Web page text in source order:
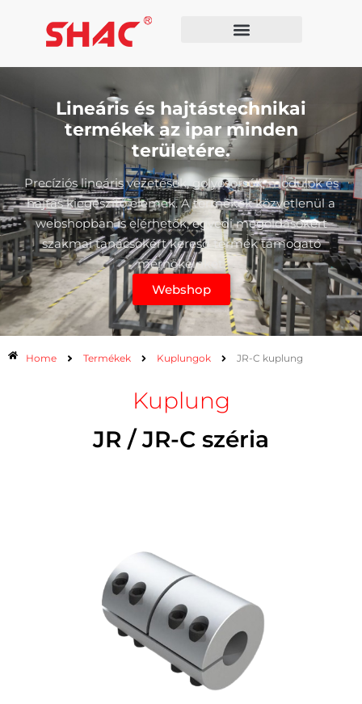
Lineáris és hajtástechnikai
termékek az ipar minden
területére.
Precíziós lineáris vezetések, golyósorsók, modulok és
hajtás kiegészítő elemek. A termékek közvetlenül a
webshopban is elérhetők, egyedi megoldásokért
szakmai tanácsokért keresd termék támogató
mérnökeinket.
Webshop
Home Termékek Kuplungok JR-C kuplung
Kuplung
JR / JR-C széria